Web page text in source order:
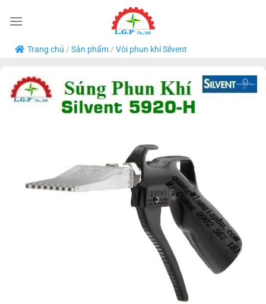
qua
dung
Trang chủ / Sản phẩm/ Vòi phun khí Silvent